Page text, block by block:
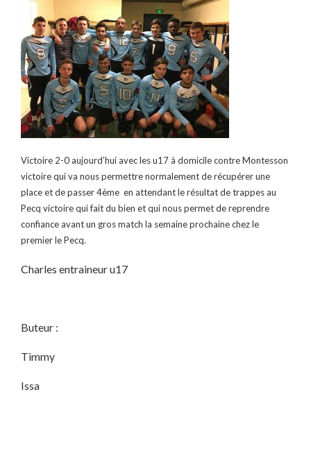
Victoire 2-0 aujourd’hui avec les u17 à domicile contre Montesson
victoire qui va nous permettre normalement de récupérer une
place et de passer 4ème en attendant le résultat de trappes au
Pecq victoire qui fait du bien et qui nous permet de reprendre
confiance avant un gros match la semaine prochaine chez le
premier lePecq.
Charles entraineur u17
Buteur :
Timmy
Issa